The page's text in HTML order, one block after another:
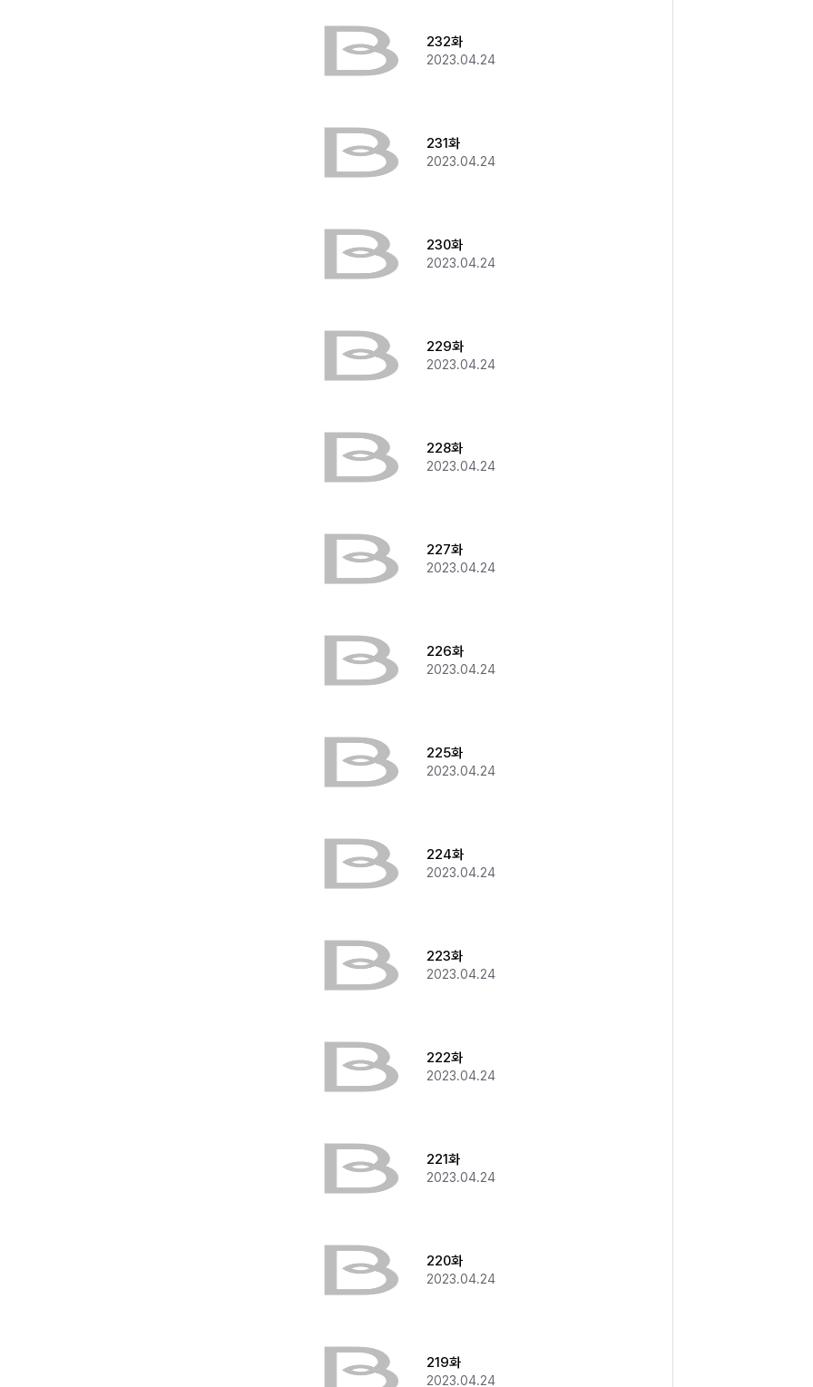
232화
2023.04.24
231화
2023.04.24
230화
2023.04.24
229화
2023.04.24
228화
2023.04.24
227화
2023.04.24
226화
2023.04.24
225화
2023.04.24
224화
2023.04.24
223화
2023.04.24
222화
2023.04.24
221화
2023.04.24
220화
2023.04.24
219화
2023.04.24